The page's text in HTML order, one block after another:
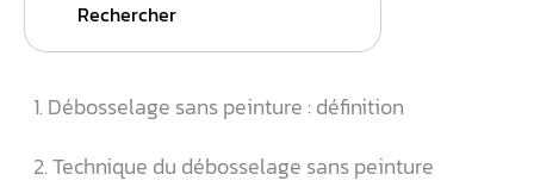
1. Débosselage sans peinture : définition
2. Technique du débosselage sans peinture